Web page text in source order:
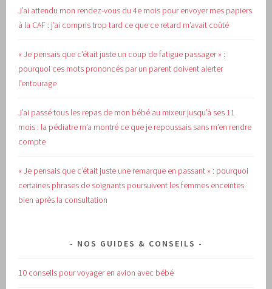
J’ai attendu mon rendez-vous du 4e mois pour envoyer mes papiers
à la CAF : j’ai compris trop tard ce que ce retard m’avait coûté
« Je pensais que c’était juste un coup de fatigue passager » :
pourquoi ces mots prononcés par un parent doivent alerter
l’entourage
J’ai passé tous les repas de mon bébé au mixeur jusqu’à ses 11
mois : la pédiatre m’a montré ce que je repoussais sans m’en rendre
compte
« Je pensais que c’était juste une remarque en passant » : pourquoi
certaines phrases de soignants poursuivent les femmes enceintes
bien après la consultation
NOS GUIDES & CONSEILS
10 conseils pour voyager en avion avec bébé